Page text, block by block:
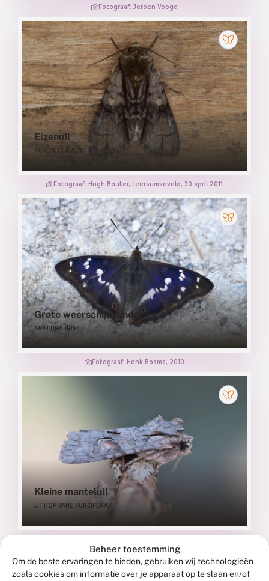
Beheer toestemming
Om de beste ervaringen te bieden, gebruiken wij technologieën
zoals cookies om informatie over je apparaat op te slaan en/of
Fotograaf: Jeroen Voogd
Elzenuil
ACRONICTA ALNI
Fotograaf: Hugh Bouter, Leersumseveld, 30 april 2011
Grote weerschijnvlinder
APATURA IRIS
Fotograaf: Henk Bosma, 2010
Kleine manteluil
LITHOPHANE FURCIFERA